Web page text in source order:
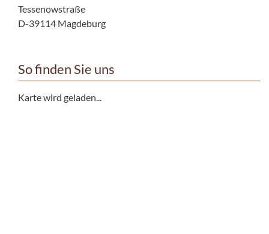
Tessenowstraße
D-39114 Magdeburg
So finden Sie uns
Karte wird geladen...